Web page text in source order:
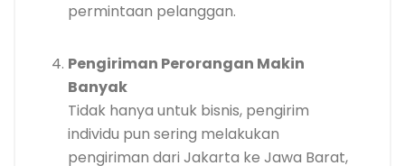
permintaan pelanggan.
Pengiriman Perorangan Makin
Banyak
Tidak hanya untuk bisnis, pengirim
individu pun sering melakukan
pengiriman dari Jakarta ke Jawa Barat,